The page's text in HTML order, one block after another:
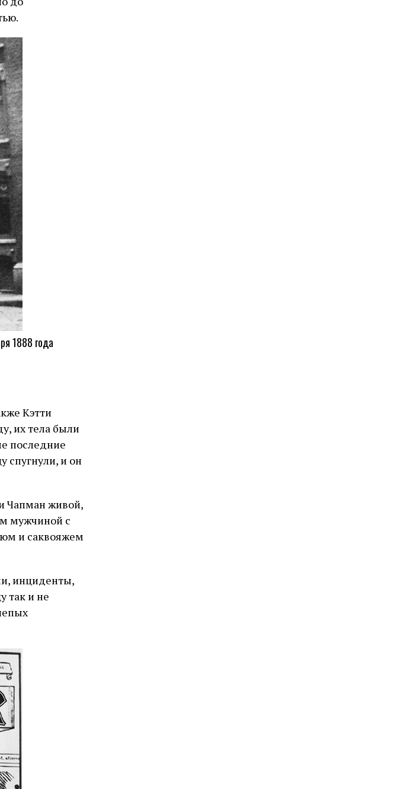
1888 года
Кэтти
их тела были
последние
спугнули, и он
Чапман живой,
мужчиной с
и саквояжем
инциденты,
так и не